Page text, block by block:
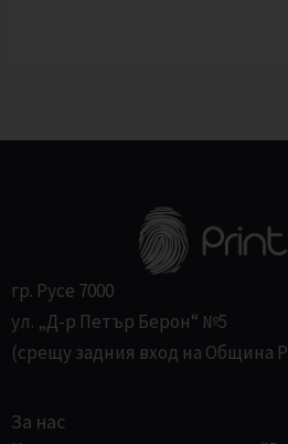
гр. Русе 7000
ул. „Д-р Петър Берон“ №5
(срещу задния вход на Община
За нас